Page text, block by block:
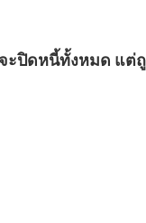
ะปิดหนี้ทั้งหมด แต่